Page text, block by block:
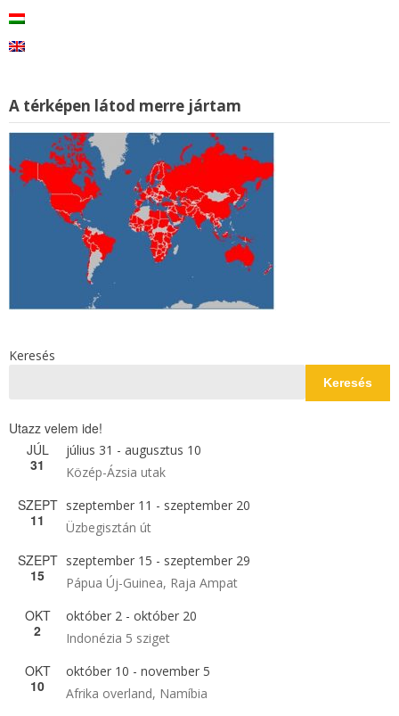
A térképen látod merre jártam
Keresés
Keresés
Utazz velem ide!
JÚL
31
július 31 - augusztus 10
Közép-Ázsia utak
SZEPT
11
szeptember 11 - szeptember 20
Üzbegisztán út
SZEPT
15
szeptember 15 - szeptember 29
Pápua Új-Guinea, Raja Ampat
OKT
2
október 2 - október 20
Indonézia 5 sziget
OKT
10
október 10 - november 5
Afrika overland, Namíbia